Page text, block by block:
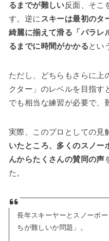
るまでが難しい反面、そこ
す。逆に スキーは最初のタ
綺麗に揃えて滑る「パラレ
るまでに時間がかかるとい
ただし、どちらもさらに上
クター」のレベルを目指す
でも相当な練習が必要で、
実際、このプロとしての見
いたところ、多くのスノー
んからたくさんの賛同の声
た。
長年スキーヤーとスノーボ
ちが難しいか問題」。